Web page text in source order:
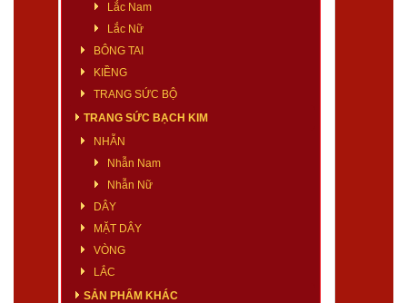
Lắc Nam
Lắc Nữ
BÔNG TAI
KIỀNG
TRANG SỨC BỘ
TRANG SỨC BẠCH KIM
NHẪN
Nhẫn Nam
Nhẫn Nữ
DÂY
MẶT DÂY
VÒNG
LẮC
SẢN PHẨM KHÁC